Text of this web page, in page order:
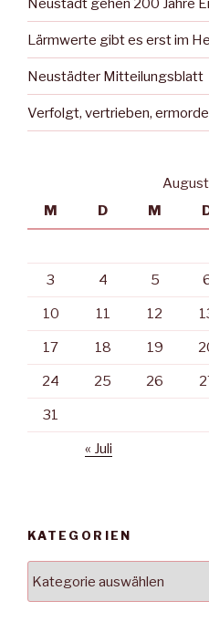
Neustadt gehen 200 Jahre
Lärmwerte gibt es erst im
Neustädter Mitteilungsblatt
Verfolgt, vertrieben,
M
D M
3 4 5
10 11 12
17 18 19
24 25 26
31
« Juli
KATEGORIEN